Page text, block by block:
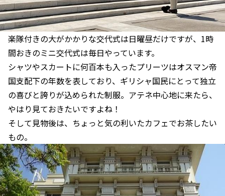
楽隊付きの大がかかりな交代式は日曜昼だけですが、1時
間おきのミニ交代式は毎日やっています。
シャツやスカートに何百本も入ったプリーツはオスマン帝
国支配下の年数を表しており、ギリシャ国民にとって独立
の喜びと誇りが込められた制服。アテネ中心地に来たら、
やはり見ておきたいですよね！
そして見物後は、ちょっと気の利いたカフェでお茶したい
もの。